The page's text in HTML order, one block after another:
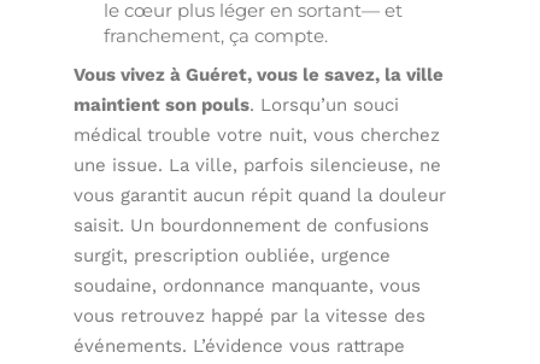
le cœur plus léger en sortant— et
franchement, ça compte.
Vous vivez à Guéret, vous le savez, la ville
maintient son pouls. Lorsqu’un souci
médical trouble votre nuit, vous cherchez
une issue. La ville, parfois silencieuse, ne
vous garantit aucun répit quand la douleur
saisit. Un bourdonnement de confusions
surgit, prescription oubliée, urgence
soudaine, ordonnance manquante, vous
vous retrouvez happé par la vitesse des
événements. L’évidence vous rattrape